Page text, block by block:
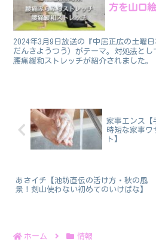
方を山口
2024年3月9日放送の『中居正広の土曜
だんさようつう）がテーマ。対処法と
腰痛緩和ストレッチが紹介されました
家事エンス【
時短な家事ワ
ト】
あさイチ【池坊直伝の活け方・秋の風
景！剣山使わない初めてのいけばな】
ホーム 情報